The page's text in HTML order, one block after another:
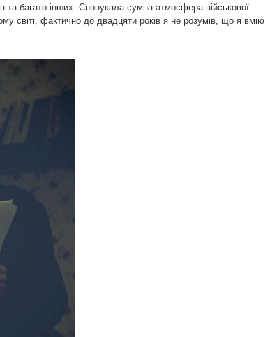
та багато інших. Спонукала сумна атмосфера військової
світі, фактично до двадцяти років я не розумів, що я вмію